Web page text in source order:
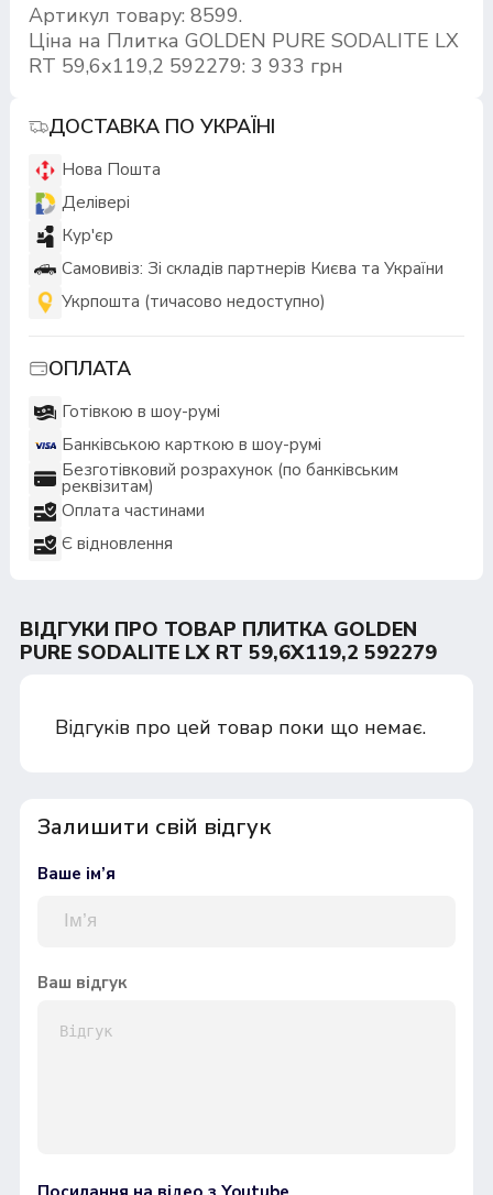
Артикул товару: 8599.
Ціна на Плитка GOLDEN PURE SODALITE LX
RT 59,6х119,2 592279: 3 933 грн
ДОСТАВКА ПО УКРАЇНІ
Нова Пошта
Делівері
Кур'єр
Самовивіз: Зі складів партнерів Києва та України
Укрпошта (тичасово недоступно)
ОПЛАТА
Готівкою в шоу-румі
Банківською карткою в шоу-румі
Безготівковий розрахунок (по банківським
реквізитам)
Оплата частинами
Є відновлення
ВІДГУКИ ПРО ТОВАР ПЛИТКА GOLDEN
PURE SODALITE LX RT 59,6Х119,2 592279
Відгуків про цей товар поки що немає.
Залишити свій відгук
Ваше ім’я
Ваш відгук